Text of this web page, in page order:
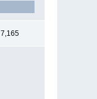
7,165